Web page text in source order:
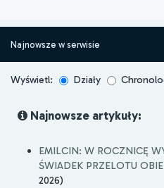
Najnowsze w serwisie
Wyświetl: Działy
Najnowsze artykuły:
EMILCIN: W ROCZNICĘ
ŚWIADEK PRZELOTU
2026)